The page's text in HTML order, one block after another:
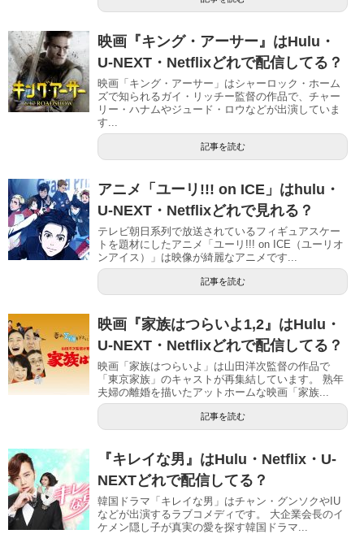
映画『キング・アーサー』はHulu・
U-NEXT・Netflixどれで配信してる？
映画「キング・アーサー」はシャーロック・ホーム
ズで知られるガイ・リッチー監督の作品で、チャー
リー・ハナムやジュード・ロウなどが出演していま
す...
記事を読む
アニメ「ユーリ!!! on ICE」はhulu・
U-NEXT・Netflixどれで見れる？
テレビ朝日系列で放送されているフィギュアスケー
トを題材にしたアニメ「ユーリ!!! on ICE（ユーリオ
ンアイス）」は映像が綺麗なアニメです...
記事を読む
映画『家族はつらいよ1,2』はHulu・
U-NEXT・Netflixどれで配信してる？
映画「家族はつらいよ」は山田洋次監督の作品で
「東京家族」のキャストが再集結しています。 熟年
夫婦の離婚を描いたアットホームな映画「家族...
記事を読む
『キレイな男』はHulu・Netflix・U-
NEXTどれで配信してる？
韓国ドラマ「キレイな男」はチャン・グンソクやIU
などが出演するラブコメディです。 大企業会長のイ
ケメン隠し子が真実の愛を探す韓国ドラマ...